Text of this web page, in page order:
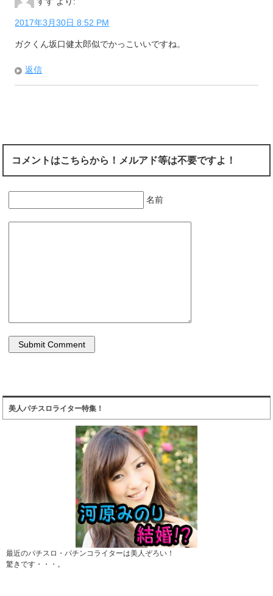
2017年3月30日 8:52 PM
ガクくん坂口健太郎似でかっこいいですね。
返信
コメントはこちらから！メルアド等は不要ですよ！
名前
美人パチスロライター特集！
最近のパチスロ・パチンコライターは美人ぞろい！
驚きです・・・。